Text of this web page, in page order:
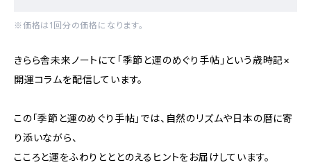
※価格は1回分の価格になります。
きらら舎未来ノートにて「季節と運のめぐり手帖」という歳時記×
開運コラムを配信しています。
この「季節と運のめぐり手帖」では、自然のリズムや日本の暦に寄
り添いながら、
こころと運をふわりとととのえるヒントをお届けしています。